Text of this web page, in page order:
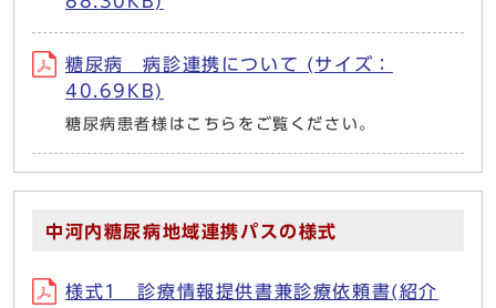
糖尿病 病診連携について (サイズ：
40.69KB)
糖尿病患者様はこちらをご覧ください。
中河内糖尿病地域連携パスの様式
様式1 診療情報提供書兼診療依頼書(紹介